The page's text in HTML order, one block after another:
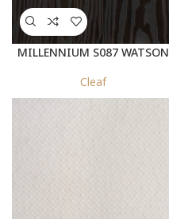
MILLENNIUM S087 WATSON
Cleaf